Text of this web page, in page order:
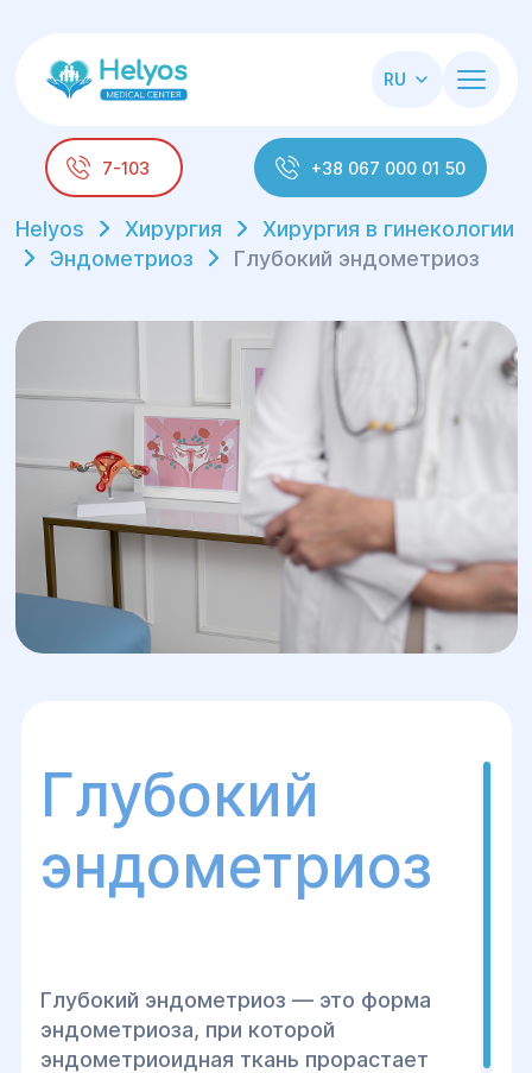
RU
7-103 +38 067 000 01 50
Helyos Хирургия
Хирургия в гинекологии
Эндометриоз
Глубокий эндометриоз
Глубокий
эндометриоз
Глубокий эндометриоз — это форма
эндометриоза, при которой
эндометриоидная ткань прорастает